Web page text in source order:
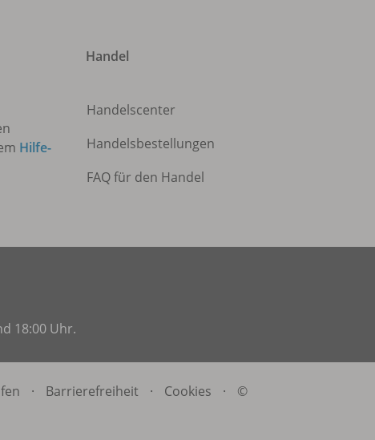
Hilfe-
Handel
Handelscenter
Handelsbestellungen
FAQ für den Handel
18:00 Uhr.
· Barrierefreiheit · Cookies ·
©